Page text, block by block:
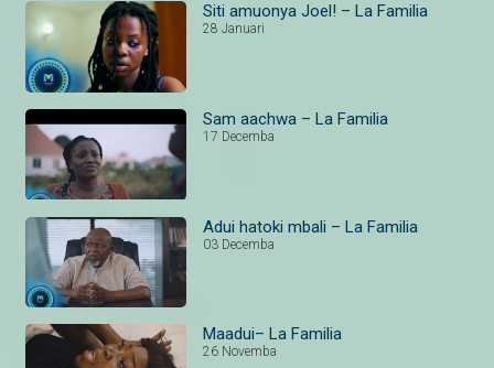
Siti amuonya Joel! – La Familia
28 Januari
Sam aachwa – La Familia
17 Decemba
Adui hatoki mbali – La Familia
03 Decemba
Maadui– La Familia
26 Novemba